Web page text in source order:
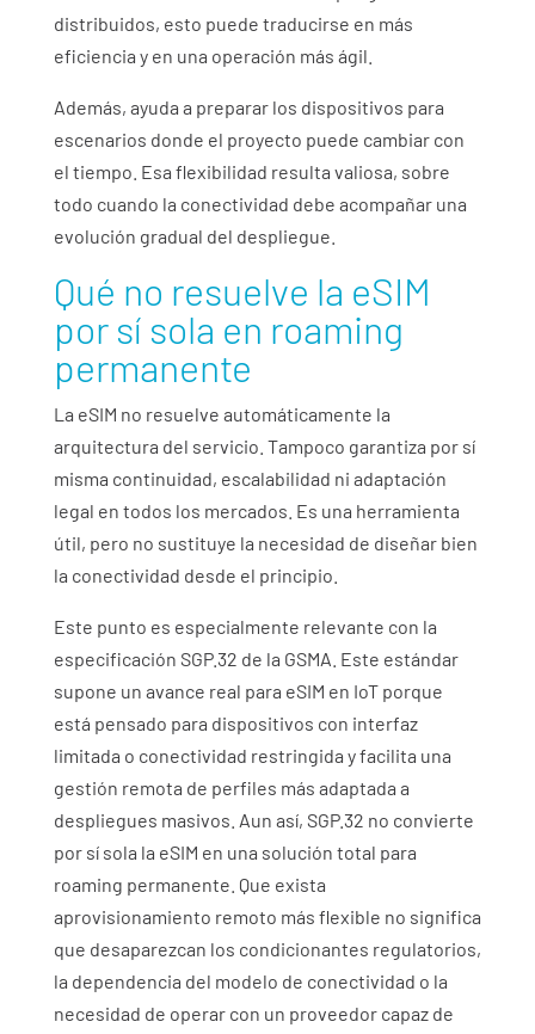
distribuidos, esto puede traducirse en más
eficiencia y en una operación más ágil.
Además, ayuda a preparar los dispositivos para
escenarios donde el proyecto puede cambiar con
el tiempo. Esa flexibilidad resulta valiosa, sobre
todo cuando la conectividad debe acompañar una
evolución gradual del despliegue.
Qué no resuelve la eSIM
por sí sola en roaming
permanente
La eSIM no resuelve automáticamente la
arquitectura del servicio. Tampoco garantiza por sí
misma continuidad, escalabilidad ni adaptación
legal en todos los mercados. Es una herramienta
útil, pero no sustituye la necesidad de diseñar bien
la conectividad desde el principio.
Este punto es especialmente relevante con la
especificación SGP.32 de la GSMA. Este estándar
supone un avance real para eSIM en IoT porque
está pensado para dispositivos con interfaz
limitada o conectividad restringida y facilita una
gestión remota de perfiles más adaptada a
despliegues masivos. Aun así, SGP.32 no convierte
por sí sola la eSIM en una solución total para
roaming permanente . Que exista
aprovisionamiento remoto más flexible no significa
que desaparezcan los condicionantes regulatorios,
la dependencia del modelo de conectividad o la
necesidad de operar con un proveedor capaz de